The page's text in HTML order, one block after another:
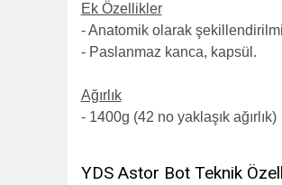
Ek Özellikler
- Anatomik olarak
- Paslanmaz kanca, kapsül.
Ağırlık
- 1400g (42 no yaklaşık ağırlık)
YDS Astor Bot Teknik